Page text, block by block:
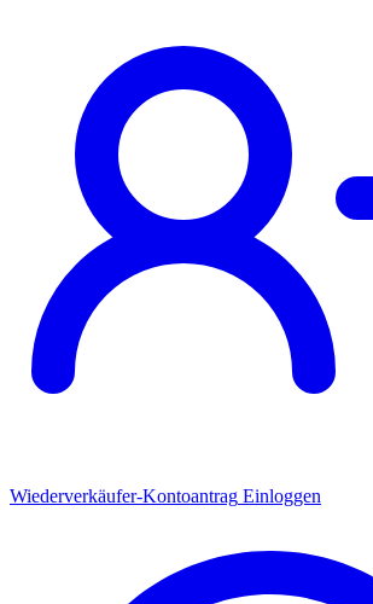
Wiederverkäufer-Kontoantrag Einloggen